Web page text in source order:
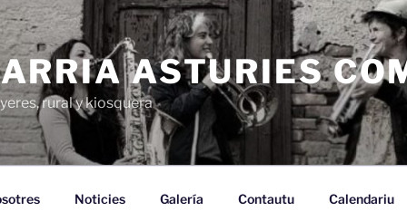
ASTURIES
rural y kiosquera
Noticies Galería Contautu Calendariu